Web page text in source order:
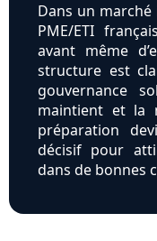
Dans un
PME/ETI
avant même
structure est
gouvernance
maintient et la
préparation
décisif pour
dans de bonnes